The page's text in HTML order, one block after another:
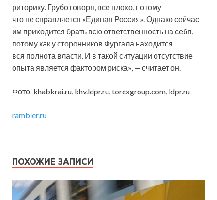
риторику. Грубо говоря, все плохо, потому
что не справляется «Единая Россия». Однако сейчас
им приходится брать всю ответственность на себя,
потому как у сторонников Фургала находится
вся полнота власти. И в такой ситуации отсутствие
опыта является фактором риска», — считает он.
Фото: khabkrai.ru, khv.ldpr.ru, torexgroup.com, ldpr.ru
rambler.ru
ПОХОЖИЕ ЗАПИСИ